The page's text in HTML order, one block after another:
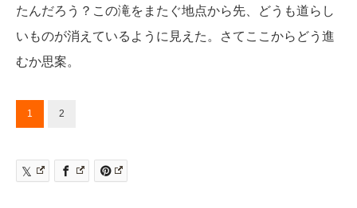
たんだろう？この滝をまたぐ地点から先、どうも道らし
いものが消えているように見えた。さてここからどう進
むか思案。
1 2